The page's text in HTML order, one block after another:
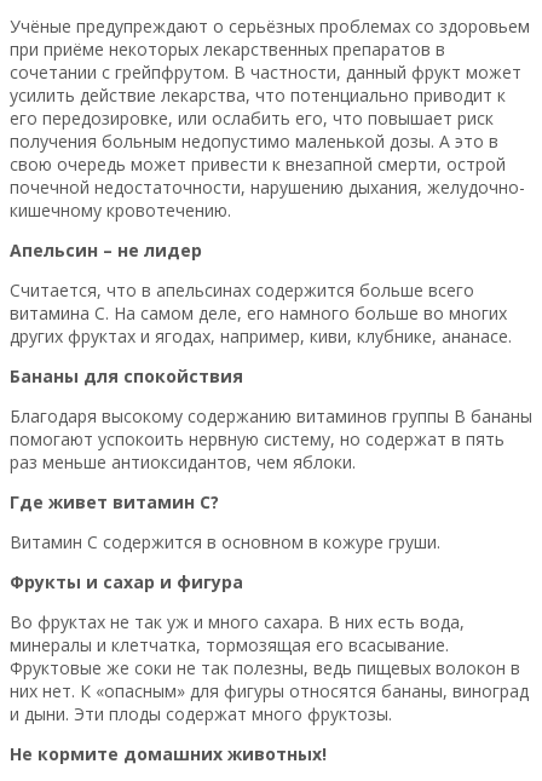
Учёные предупреждают о серьёзных проблемах со здоровьем
при приёме некоторых лекарственных препаратов в
сочетании с грейпфрутом. В частности, данный фрукт может
усилить действие лекарства, что потенциально приводит к
его передозировке, или ослабить его, что повышает риск
получения больным недопустимо маленькой дозы. А это в
свою очередь может привести к внезапной смерти, острой
почечной недостаточности, нарушению дыхания, желудочно-
кишечному кровотечению.
Апельсин – не лидер
Считается, что в апельсинах содержится больше всего
витамина С. На самом деле, его намного больше во многих
других фруктах и ягодах, например, киви, клубнике, ананасе.
Бананы для спокойствия
Благодаря высокому содержанию витаминов группы В бананы
помогают успокоить нервную систему, но содержат в пять
раз меньше антиоксидантов, чем яблоки.
Где живет витамин С?
Витамин С содержится в основном в кожуре груши.
Фрукты и сахар и фигура
Во фруктах не так уж и много сахара. В них есть вода,
минералы и клетчатка, тормозящая его всасывание.
Фруктовые же соки не так полезны, ведь пищевых волокон в
них нет. К «опасным» для фигуры относятся бананы, виноград
и дыни. Эти плоды содержат много фруктозы.
Не кормите домашних животных!